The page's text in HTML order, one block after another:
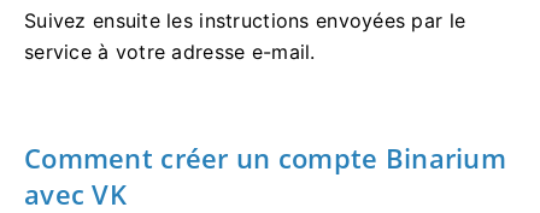
Suivez ensuite les instructions envoyées par le
service à votre adresse e-mail.
Comment créer un compte Binarium
avec VK